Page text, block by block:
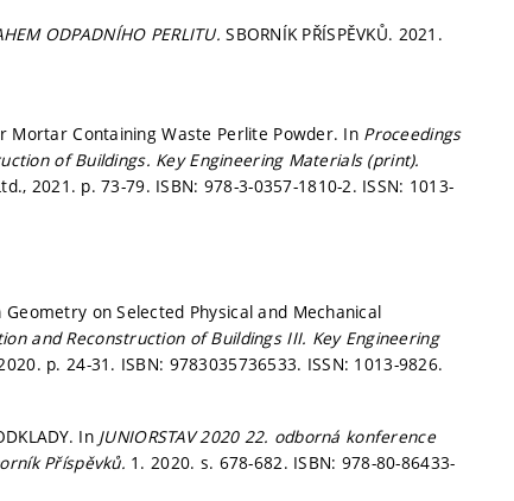
ODPADNÍHO PERLITU.SBORNÍK PŘÍSPĚVKŮ. 2021.
Mortar Containing Waste Perlite Powder. In Proceedings
of Buildings. Key Engineering Materials (print).
2021. p. 73-79. ISBN: 978-3-0357-1810-2. ISSN: 1013-
Geometry on Selected Physical and Mechanical
and Reconstruction of Buildings III. Key Engineering
p. 24-31. ISBN: 9783035736533. ISSN: 1013-9826.
In JUNIORSTAV 2020 22. odborná konference
Příspěvků. 1. 2020. s. 678-682. ISBN: 978-80-86433-